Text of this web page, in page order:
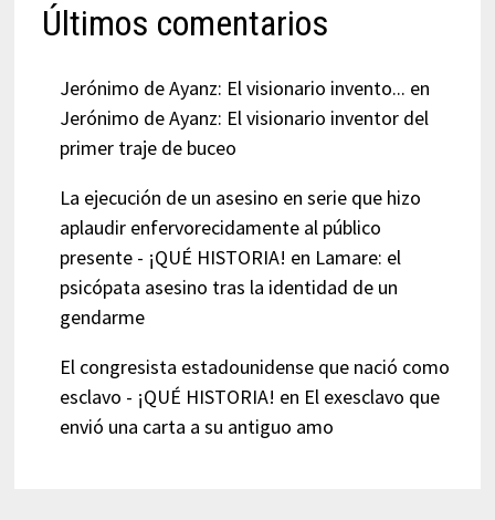
Últimos comentarios
Jerónimo de Ayanz: El visionario invento... en
Jerónimo de Ayanz: El visionario inventor del
primer traje de buceo
La ejecución de un asesino en serie que hizo
aplaudir enfervorecidamente al público
presente - ¡QUÉ HISTORIA! en Lamare: el
psicópata asesino tras la identidad de un
gendarme
El congresista estadounidense que nació como
esclavo - ¡QUÉ HISTORIA! en El exesclavo que
envió una carta a su antiguo amo